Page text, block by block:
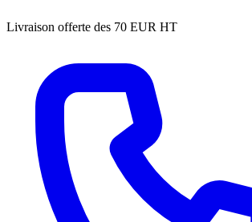
Livraison offerte des 70 EUR HT